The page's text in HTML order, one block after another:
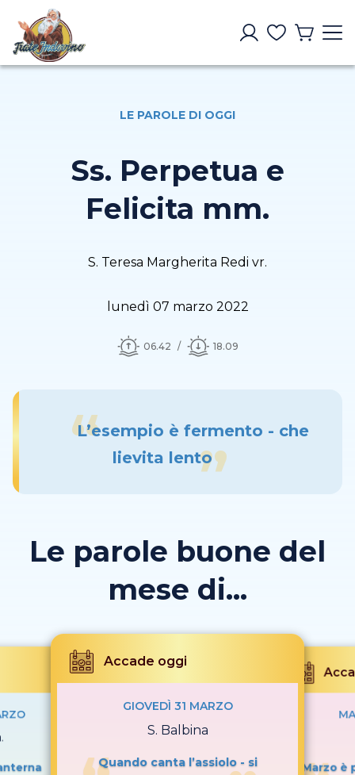
LE PAROLE DI OGGI
Ss. Perpetua e
Felicita mm.
S. Teresa Margherita Redi vr.
lunedì 07 marzo 2022
06.42 18.09
L’esempio è fermento - che
lievita lento
Le parole buone del
mese di...
Accade oggi
GIOVEDÌ 31 MARZO
S. Balbina
Quando canta l’assiolo - si
Marzo è